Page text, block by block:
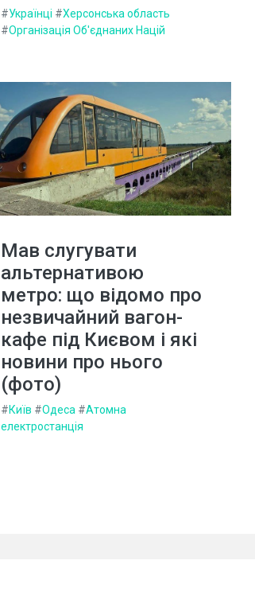
#Українці #Херсонська область
#Організація Об'єднаних Націй
Мав слугувати
альтернативою
метро: що відомо про
незвичайний вагон-
кафе під Києвом і які
новини про нього
(фото)
#Київ #Одеса #Атомна
електростанція